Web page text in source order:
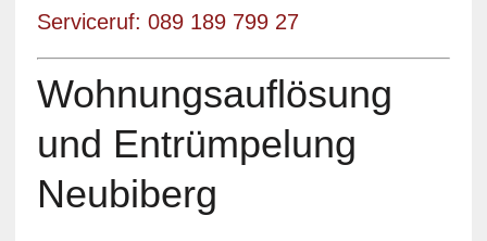
Serviceruf: 089 189 799 27
Wohnungsauflösung
und Entrümpelung
Neubiberg